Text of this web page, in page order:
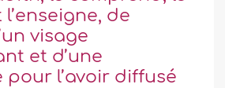
de
visage
et d’une
pour l’avoir diffusé